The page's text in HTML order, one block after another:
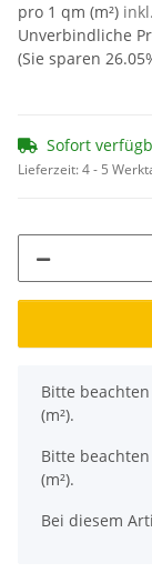
pro 1 qm (m²)
Unverbindliche
(Sie sparen
Sofort
Lieferzeit:4 - 5
x
Bitte
(m²).
Bitte
(m²).
Bei diesem